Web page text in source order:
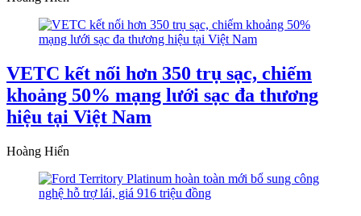
VETC kết nối hơn 350 trụ sạc, chiếm
khoảng 50% mạng lưới sạc đa thương
hiệu tại Việt Nam
Hoàng Hiển